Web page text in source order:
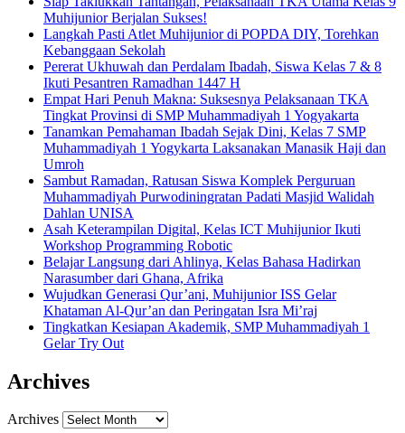
Muhijunior Berjalan Sukses!
Langkah Pasti Atlet Muhijunior di POPDA DIY, Torehkan
Kebanggaan Sekolah
Pererat Ukhuwah dan Perdalam Ibadah, Siswa Kelas 7 & 8
Ikuti Pesantren Ramadhan 1447 H
Empat Hari Penuh Makna: Suksesnya Pelaksanaan TKA
Tingkat Provinsi di SMP Muhammadiyah 1 Yogyakarta
Tanamkan Pemahaman Ibadah Sejak Dini, Kelas 7 SMP
Muhammadiyah 1 Yogykarta Laksanakan Manasik Haji dan
Umroh
Sambut Ramadan, Ratusan Siswa Komplek Perguruan
Muhammadiyah Purwodiningratan Padati Masjid Walidah
Dahlan UNISA
Asah Keterampilan Digital, Kelas ICT Muhijunior Ikuti
Workshop Programming Robotic
Belajar Langsung dari Ahlinya, Kelas Bahasa Hadirkan
Narasumber dari Ghana, Afrika
Wujudkan Generasi Qur’ani, Muhijunior ISS Gelar
Khataman Al-Qur’an dan Peringatan Isra Mi’raj
Tingkatkan Kesiapan Akademik, SMP Muhammadiyah 1
Gelar Try Out
Archives
Archives